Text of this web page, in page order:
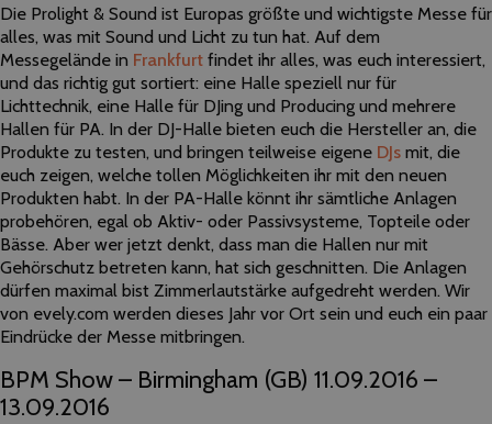
Die Prolight & Sound ist Europas größte und wichtigste Messe für
alles, was mit Sound und Licht zu tun hat. Auf dem
Messegelände in Frankfurt findet ihr alles, was euch interessiert,
und das richtig gut sortiert: eine Halle speziell nur für
Lichttechnik, eine Halle für DJing und Producing und mehrere
Hallen für PA. In der DJ-Halle bieten euch die Hersteller an, die
Produkte zu testen, und bringen teilweise eigene DJs mit, die
euch zeigen, welche tollen Möglichkeiten ihr mit den neuen
Produkten habt. In der PA-Halle könnt ihr sämtliche Anlagen
probehören, egal ob Aktiv- oder Passivsysteme, Topteile oder
Bässe. Aber wer jetzt denkt, dass man die Hallen nur mit
Gehörschutz betreten kann, hat sich geschnitten. Die Anlagen
dürfen maximal bist Zimmerlautstärke aufgedreht werden. Wir
von evely.com werden dieses Jahr vor Ort sein und euch ein paar
Eindrücke der Messe mitbringen.
BPM Show – Birmingham (GB) 11.09.2016 –
13.09.2016